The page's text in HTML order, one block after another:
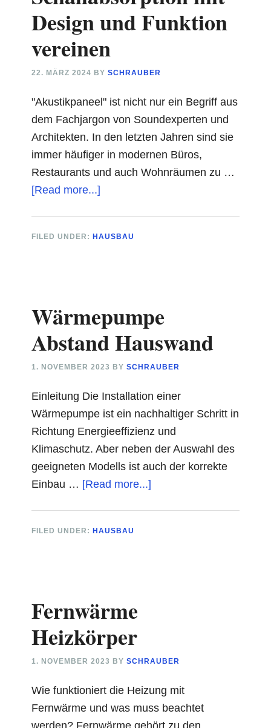
Aufstieg
Design und Funktion
vereinen
22. MÄRZ 2024 BYSCHRAUBER
"Akustikpaneel" ist nicht nur ein Begriff aus
dem Fachjargon von Soundexperten und
Architekten. In den letzten Jahren sind sie
immer häufiger in modernen Büros,
Restaurants und auch Wohnräumen zu …
[Read more...]
mit
vereinen
FILED UNDER: HAUSBAU
Wärmepumpe
Abstand Hauswand
1. NOVEMBER 2023 BYSCHRAUBER
Einleitung Die Installation einer
Wärmepumpe ist ein nachhaltiger Schritt in
Richtung Energieeffizienz und
Klimaschutz. Aber neben der Auswahl des
geeigneten Modells ist auch der korrekte
Einbau … [Read more...]
FILED UNDER: HAUSBAU
Fernwärme
Heizkörper
1. NOVEMBER 2023 BYSCHRAUBER
Wie funktioniert die Heizung mit
Fernwärme und was muss beachtet